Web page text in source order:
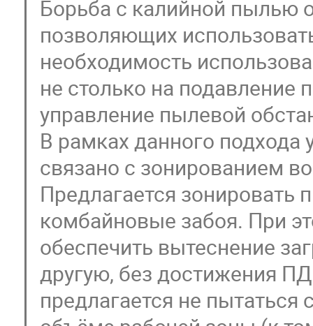
Борьба с калийной пылью
позволяющих
необходимость
не столько на подавление
управление пылевой
В рамках данного
связано с зонированием
Предлагается зонировать
комбайновые забоя. При
обеспечить вытеснение
другую, без достижения
предлагается не